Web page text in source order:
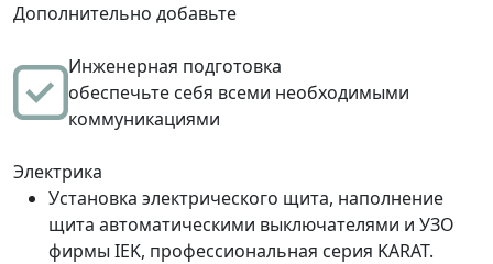
Дополнительно добавьте
Инженерная подготовка
обеспечьте себя всеми необходимыми
коммуникациями
Электрика
Установка электрического щита, наполнение
щита автоматическими выключателями и УЗО
фирмы IEK, профессиональная серия KARAT.